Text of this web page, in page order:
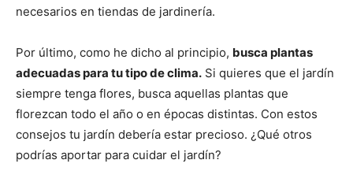
necesarios en tiendas de jardinería.
Por último, como he dicho al principio, busca plantas
adecuadas para tu tipo de clima. Si quieres que el jardín
siempre tenga flores, busca aquellas plantas que
florezcan todo el año o en épocas distintas. Con estos
consejos tu jardín debería estar precioso. ¿Qué otros
podrías aportar para cuidar el jardín?